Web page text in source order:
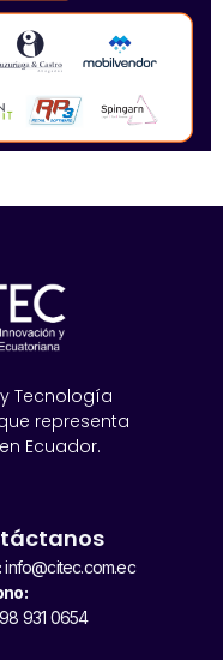
Tecnología
representa
Ecuador.
info@citec.com.ec
931 0654